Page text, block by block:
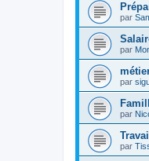
par
par
par
par
par